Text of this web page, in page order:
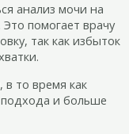
анализ мочи на
помогает врачу
так как избыток
в то время как
и больше